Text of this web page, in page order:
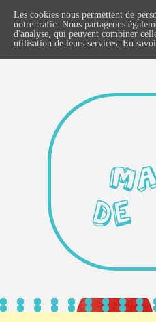
DE
Les cookies nous permettent de
notre trafic. Nous partageons
d'analyse, qui peuvent combiner
utilisation de leurs services. En